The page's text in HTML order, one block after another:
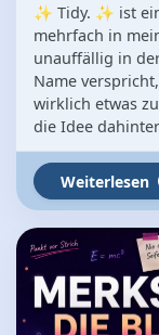
✨ Tidy. ✨ ist
mehrfach in
unauffällig in
Name
wirklich etwas
die Idee
Weiterlesen